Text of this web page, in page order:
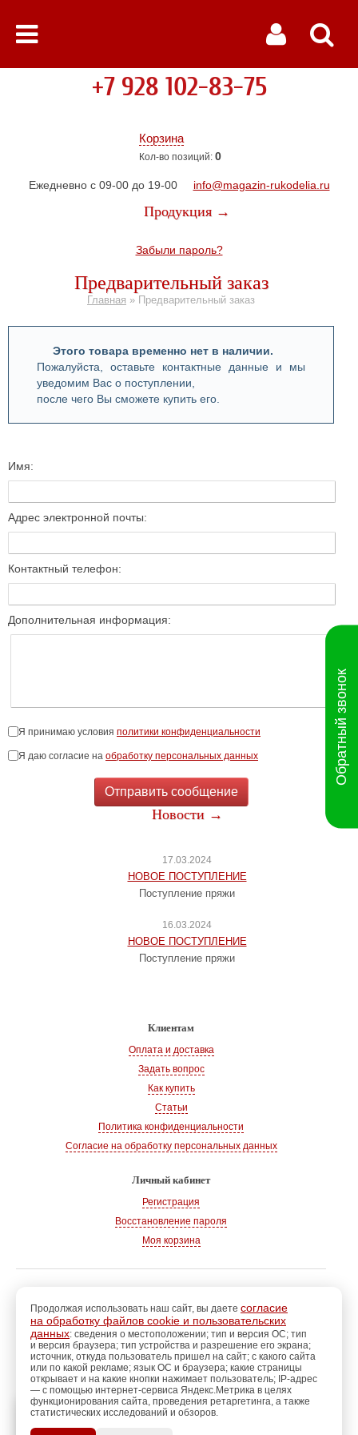
Корзина
Кол-во позиций: 0
+7 928 102-83-75
Ежедневно с 09-00 до 19-00 info@magazin-rukodelia.ru
Продукция →
Забыли пароль?
Предварительный заказ
Главная » Предварительный заказ
Этого товара временно нет в наличии.
Пожалуйста, оставьте контактные данные и мы
уведомим Вас о поступлении,
после чего Вы сможете купить его.
Имя:
Адрес электронной почты:
Контактный телефон:
Дополнительная информация:
Я принимаю условия политики конфиденциальности
Я даю согласие на обработку персональных данных
Отправить сообщение
Новости →
17.03.2024
НОВОЕ ПОСТУПЛЕНИЕ
Поступление пряжи
16.03.2024
НОВОЕ ПОСТУПЛЕНИЕ
Поступление пряжи
Клиентам
Оплата и доставка
Задать вопрос
Как купить
Статьи
Политика конфиденциальности
Согласие на обработку персональных данных
Личный кабинет
Регистрация
Восстановление пароля
Моя корзина
г. Волгодонск
Адрес: 347360, Ростовская обл., г. Волгодонск
Тел.: +7 928 102-83-75
E-mail: info@magazin-rukodelia.ru
Звонки принимаются ежедневно
с 09-00 до 21-00
Обратный звонок
Продолжая использовать наш сайт, вы даете согласие
на обработку файлов cookie и пользовательских
данных: сведения о местоположении; тип и версия ОС; тип
и версия браузера; тип устройства и разрешение его экрана;
источник, откуда пользователь пришел на сайт; с какого сайта
или по какой рекламе; язык ОС и браузера; какие страницы
открывает и на какие кнопки нажимает пользователь; IP-адрес
— с помощью интернет-сервиса Яндекс.Метрика в целях
функционирования сайта, проведения ретаргетинга, а также
статистических исследований и обзоров.
Пройдитерегистрацию для
использования